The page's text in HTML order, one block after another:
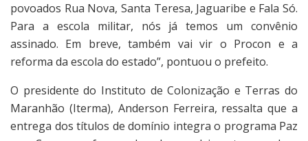
povoados Rua Nova, Santa Teresa, Jaguaribe e Fala Só.
Para a escola militar, nós já temos um convênio
assinado. Em breve, também vai vir o Procon e a
reforma da escola do estado”, pontuou o prefeito.
O presidente do Instituto de Colonização e Terras do
Maranhão (Iterma), Anderson Ferreira, ressalta que a
entrega dos títulos de domínio integra o programa Paz